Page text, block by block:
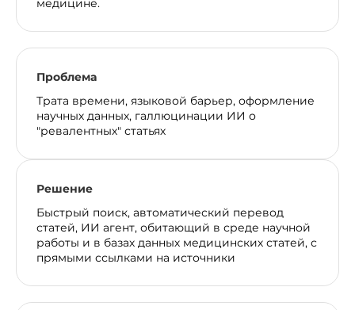
медицине.
Проблема
Трата времени, языковой барьер, оформление
научных данных, галлюцинации ИИ о
"ревалентных" статьях
Решение
Быстрый поиск, автоматический перевод
статей, ИИ агент, обитающий в среде научной
работы и в базах данных медицинских статей, с
прямыми ссылками на источники